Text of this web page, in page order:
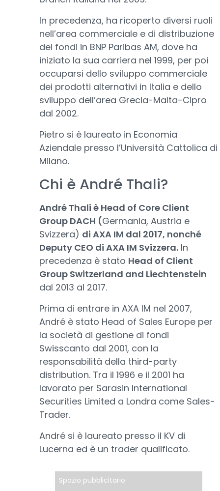
In precedenza, ha ricoperto diversi ruoli
nell’area commerciale e di distribuzione
dei fondi in BNP Paribas AM, dove ha
iniziato la sua carriera nel 1999, per poi
occuparsi dello sviluppo commerciale
dei prodotti alternativi in Italia e dello
sviluppo dell’area Grecia-Malta-Cipro
dal 2002.
Pietro si è laureato in Economia
Aziendale presso l’Università Cattolica di
Milano.
Chi è André Thali?
André Thali è Head of Core Client
Group DACH (Germania, Austria e
Svizzera) di AXA IM dal 2017, nonché
Deputy CEO di AXA IM Svizzera. In
precedenza è stato Head of Client
Group Switzerland and Liechtenstein
dal 2013 al 2017.
Prima di entrare in AXA IM nel 2007,
André è stato Head of Sales Europe per
la società di gestione di fondi
Swisscanto dal 2001, con la
responsabilità della third-party
distribution. Tra il 1996 e il 2001 ha
lavorato per Sarasin International
Securities Limited a Londra come Sales-
Trader.
André si è laureato presso il KV di
Lucerna ed è un trader qualificato.
Spazio pubblicitario